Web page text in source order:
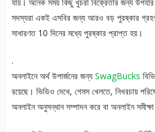
সদস্যরা একই এসবির জন্য আরও বড় পুরষ্কার
সাধারণত 10 দিনের মধ্যে পুরষ্কার প্রাপ্ত হয়।
.
অনলাইনে অর্থ উপার্জনের জন্য SwagBucks
রয়েছে। ভিডিও দেখে, গেমস খেলতে, নিখরচায়
অনলাইন অনুসন্ধান সম্পাদন করে বা অনলাইন